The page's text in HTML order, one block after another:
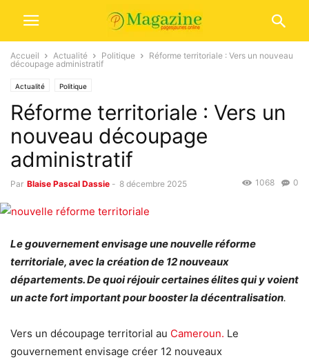
Accueil Actualité Politique
Réforme territoriale : Vers un nouveau
découpage administratif
Actualité Politique
Réforme territoriale : Vers un
nouveau découpage
administratif
Par Blaise Pascal Dassie - 8 décembre 2025 0
1068
Le gouvernement envisage une nouvelle réforme
territoriale, avec la création de 12 nouveaux
départements. De quoi réjouir certaines élites qui y voient
un acte fort important pour booster la décentralisation.
Vers un découpage territorial au Cameroun. Le
gouvernement envisage créer 12 nouveaux